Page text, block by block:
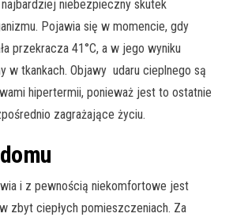
niebezpieczny skutek
Pojawia się w momencie, gdy
przekracza 41°C, a w jego wyniku
w tkankach. Objawy udaru cieplnego są
hipertermii, ponieważ jest to ostatnie
zagrażające życiu.
i z pewnością niekomfortowe jest
zbyt ciepłych pomieszczeniach. Za